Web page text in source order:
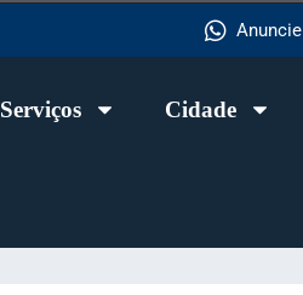
Serviços Cidade